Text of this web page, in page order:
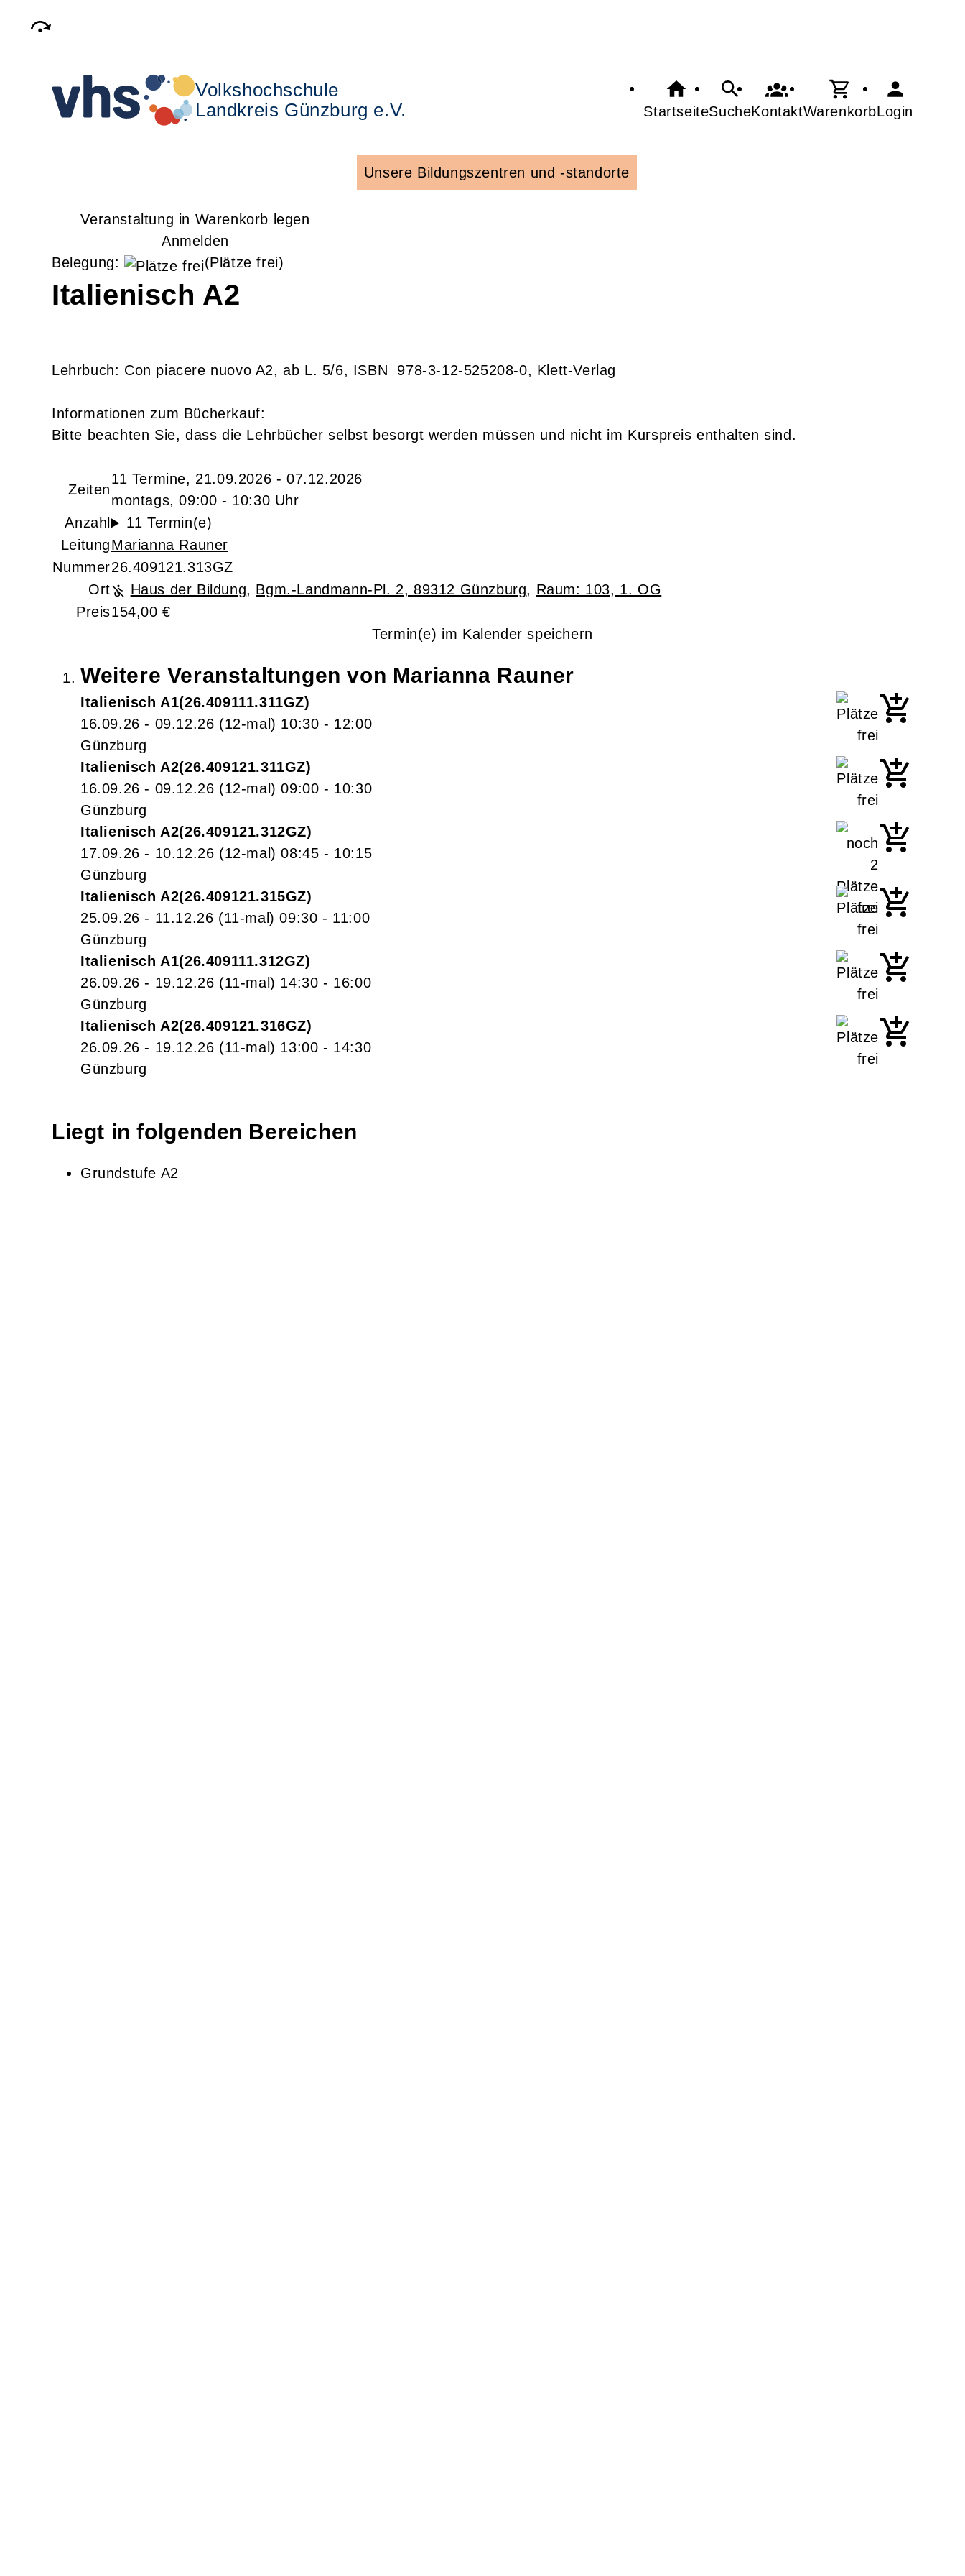
Volkshochschule
Landkreis Günzburg e.V.
StartseiteSucheKontaktWarenkorbLogin
Unsere Bildungszentren und -standorte
Italienisch A2
Lehrbuch: Con piacere nuovo A2, ab L. 5/6, ISBN 978-3-12-525208-0, Klett-Verlag
Informationen zum Bücherkauf:
Bitte beachten Sie, dass die Lehrbücher selbst besorgt werden müssen und nicht im Kurspreis enthalten sind.
Zeiten
11 Termine, 21.09.2026 - 07.12.2026
montags, 09:00 - 10:30 Uhr
Anzahl
11 Termin(e)
LeitungMarianna Rauner
Nummer26.409121.313GZ
Ort
Haus der Bildung, Bgm.-Landmann-Pl. 2, 89312 Günzburg, Raum: 103, 1. OG
Preis154,00 €
Veranstaltung in Warenkorb legen
Anmelden
Belegung:
(Plätze frei)
Termin(e) im Kalender speichern
Weitere Veranstaltungen von Marianna Rauner
Italienisch A1 26.409111.311GZ
16.09.26 - 09.12.26 (12-mal) 10:30 - 12:00
Günzburg
Italienisch A2 26.409121.311GZ
16.09.26 - 09.12.26 (12-mal)09:00 - 10:30
Günzburg
Italienisch A2 26.409121.312GZ
17.09.26 - 10.12.26 (12-mal)08:45 - 10:15
Günzburg
Italienisch A2 26.409121.315GZ
25.09.26 - 11.12.26 (11-mal)09:30 - 11:00
Günzburg
Italienisch A1 26.409111.312GZ
26.09.26 - 19.12.26 (11-mal) 14:30 - 16:00
Günzburg
Italienisch A2 26.409121.316GZ
26.09.26 - 19.12.26 (11-mal) 13:00 - 14:30
Günzburg
Liegt in folgenden Bereichen
Grundstufe A2